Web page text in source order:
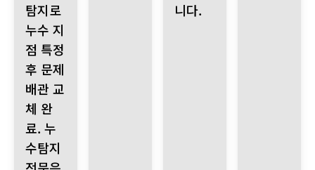
탐지로
누수 지
점 특정
후 문제
배관 교
체 완
료. 누
수탐지
니다.